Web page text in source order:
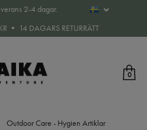
2-4 dagar.
• 14 DAGARS RETURRÄTT
0
Outdoor Care - Hygien Artiklar